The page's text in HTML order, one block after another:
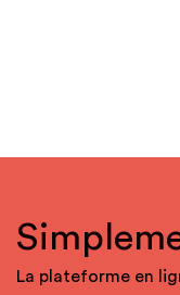
La plateforme en